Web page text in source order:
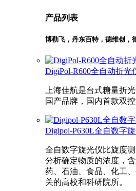
产品列表
博勒飞，丹东百特，德维创，
DigiPol-R600全自动折光
上海佳航是台式糖量折
国产品牌，国内首款双
Digipol-P630L全自数字
全自数字旋光仪比旋度
分析确定物质的浓度，
药、石油、食品、化工
关的高校和科研院所。